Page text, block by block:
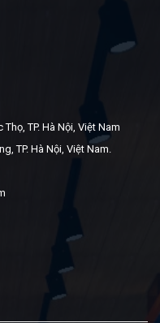
TP. Hà Nội, Việt Nam
TP. Hà Nội, Việt Nam.